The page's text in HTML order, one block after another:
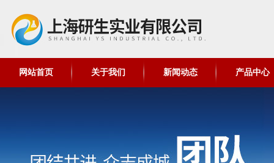
网站首页 关于我们 新闻动态 产品中心